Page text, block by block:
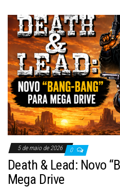
5 de maio de 2026 0
Death & Lead: Novo
Mega Drive